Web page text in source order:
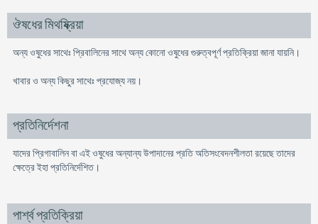
ঔষধের মিথষ্ক্রিয়া
অন্য ওষুধের সাথেঃ প্রিবালিনের সাথে অন্য কোনো ওষুধের গুরুত্বপূর্ণ প্রতিক্রিয়া জানা যায়নি।
খাবার ও অন্য কিছুর সাথেঃ প্রযোজ্য নয়।
প্রতিনির্দেশনা
যাদের প্রিগাবালিন বা এই ওষুধের অন্যান্য উপাদানের প্রতি অতিসংবেদনশীলতা রয়েছে তাদের
ক্ষেত্রে ইহা প্রতিনির্দেশিত।
পার্শ্ব প্রতিক্রিয়া